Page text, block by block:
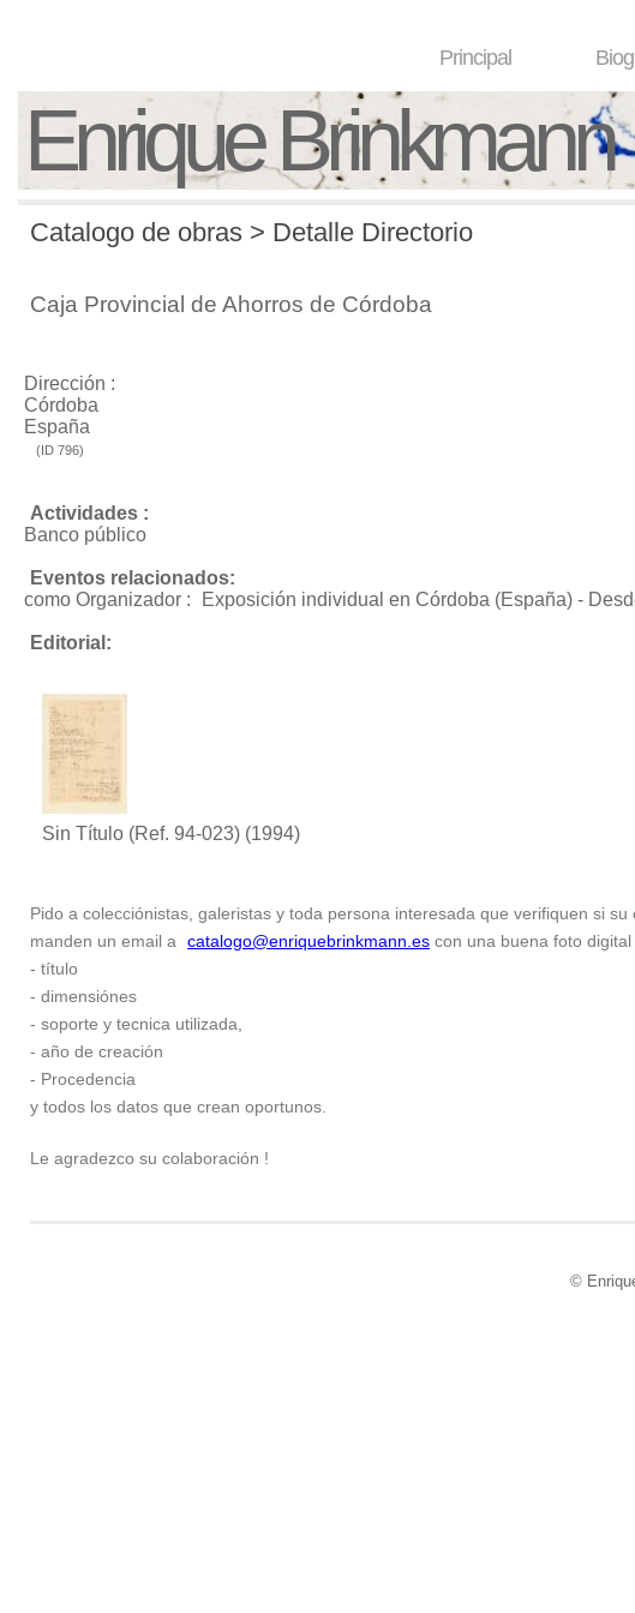
Principal
Enrique Brinkmann
Catalogo de obras > Detalle Directorio
Caja Provincial de Ahorros de Córdoba
Dirección :
Córdoba
España
(ID 796)
Actividades :
Banco público
Eventos relacionados:
como Organizador :
Exposición individual en Córdoba (España) -
Editorial:
Sin Título (Ref. 94-023) (1994)
Pido a colecciónistas, galeristas y toda persona interesada que verifiquen si
manden un email a
catalogo@enriquebrinkmann.es con una buena foto
- título
- dimensiónes
- soporte y tecnica utilizada,
- año de creación
- Procedencia
y todos los datos que crean oportunos.
Le agradezco su colaboración !
©